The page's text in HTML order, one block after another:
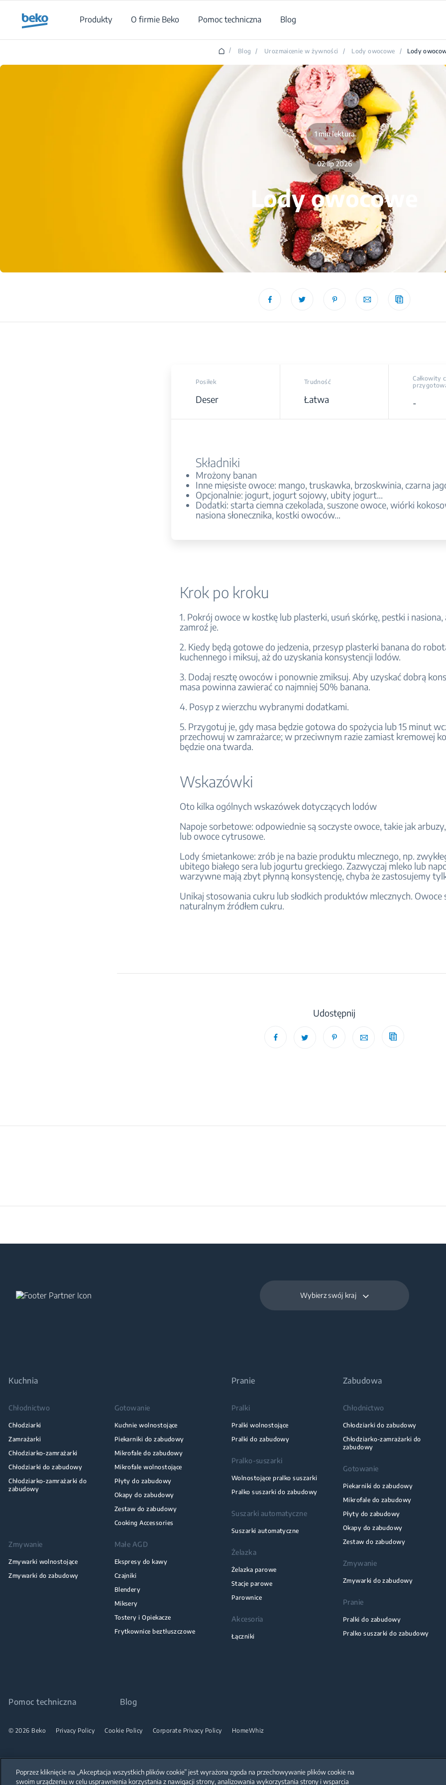
Produkty
O firmie Beko Pomoc techniczna Blog
/ Blog / Urozmaicenie w żywności / Lody owocowe / Lody
1 min lektura
02 lip 2026
Lody owocowe
Posiłek
Deser
Trudność
Łatwa
Całkowity
-
Składniki
Mrożony banan
Inne mięsiste owoce: mango, truskawka, brzoskwinia, czarna
Opcjonalnie: jogurt, jogurt sojowy, ubity jogurt...
Dodatki: starta ciemna czekolada, suszone owoce, wiórki
nasiona słonecznika, kostki owoców...
Krok po kroku
1. Pokrój owoce w kostkę lub plasterki, usuń skórkę, pestki i nasiona,
zamroź je.
2. Kiedy będą gotowe do jedzenia, przesyp plasterki banana do
kuchennego i miksuj, aż do uzyskania konsystencji lodów.
3. Dodaj resztę owoców i ponownie zmiksuj. Aby uzyskać dobrą
masa powinna zawierać co najmniej 50% banana.
4. Posyp z wierzchu wybranymi dodatkami.
5. Przygotuj je, gdy masa będzie gotowa do spożycia lub 15 minut
przechowuj w zamrażarce; w przeciwnym razie zamiast kremowej
będzie ona twarda.
Wskazówki
Oto kilka ogólnych wskazówek dotyczących lodów
Napoje sorbetowe: odpowiednie są soczyste owoce, takie jak
lub owoce cytrusowe.
Lody śmietankowe: zrób je na bazie produktu mlecznego, np.
ubitego białego sera lub jogurtu greckiego. Zazwyczaj mleko lub
warzywne mają zbyt płynną konsystencję, chyba że zastosujemy
Unikaj stosowania cukru lub słodkich produktów mlecznych. Owoce
naturalnym źródłem cukru.
Udostępnij
Wybierz swój kraj
Kuchnia
Chłodnictwo
Chłodziarki
Zamrażarki
Chłodziarko-zamrażarki
Chłodziarki do zabudowy
Chłodziarko-zamrażarki do
zabudowy
Gotowanie
Kuchnie wolnostojące
Piekarniki do zabudowy
Mikrofale do zabudowy
Mikrofale wolnostojące
Płyty do zabudowy
Okapy do zabudowy
Zestaw do zabudowy
Cooking Accessories
Zmywanie
Zmywarki wolnostojące
Zmywarki do zabudowy
Małe AGD
Ekspresy do kawy
Czajniki
Blendery
Miksery
Tostery i Opiekacze
Frytkownice beztłuszczowe
Pranie
Pralki
Pralki wolnostojące
Pralki do zabudowy
Pralko-suszarki
Wolnostojące pralko suszarki
Pralko suszarki do zabudowy
Suszarki automatyczne
Suszarki automatyczne
Żelazka
Żelazka parowe
Stacje parowe
Parownice
Akcesoria
Łączniki
Zabudowa
Chłodnictwo
Chłodziarki do zabudowy
Chłodziarko-zamrażarki do
zabudowy
Gotowanie
Piekarniki do zabudowy
Mikrofale do zabudowy
Płyty do zabudowy
Okapy do zabudowy
Zestaw do zabudowy
Zmywanie
Zmywarki do zabudowy
Pranie
Pralki do zabudowy
Pralko suszarki do zabudowy
Pomoc techniczna Blog
© 2026 Beko Privacy Policy Cookie Policy Corporate Privacy Policy HomeWhiz
Poprzez kliknięcie na „Akceptacja wszystkich plików cookie” jest wyrażona zgoda na przechowywanie plików cookie na
swoim urządzeniu w celu usprawnienia korzystania z nawigacji strony, analizowania wykorzystania strony i wsparcia